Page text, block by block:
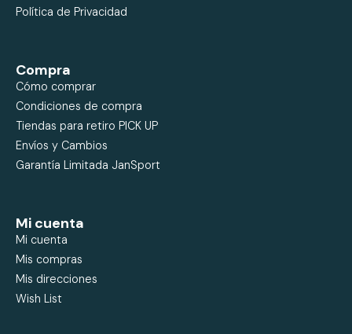
Política de Privacidad
Compra
Cómo comprar
Condiciones de compra
Tiendas para retiro PICK UP
Envíos y Cambios
Garantía Limitada JanSport
Mi cuenta
Mi cuenta
Mis compras
Mis direcciones
Wish List